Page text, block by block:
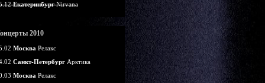
ЕкатеринбургNirvana
2010
Москва Релакс
Санкт-Петербург Арктика
Москва Релакс